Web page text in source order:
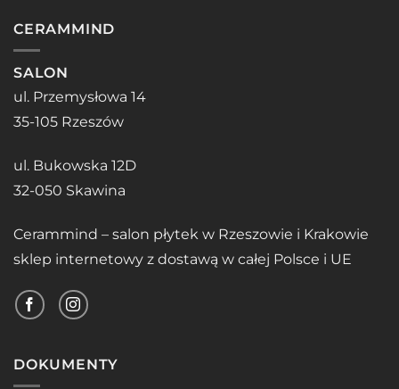
CERAMMIND
SALON
ul. Przemysłowa 14
35-105 Rzeszów
ul. Bukowska 12D
32-050 Skawina
Cerammind – salon płytek w Rzeszowie i Krakowie
sklep internetowy z dostawą w całej Polsce i UE
DOKUMENTY